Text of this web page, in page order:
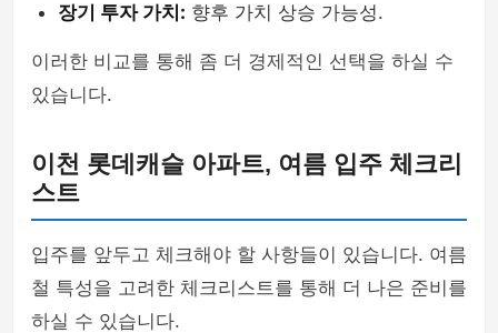
장기 투자 가치: 향후 가치 상승 가능성.
이러한 비교를 통해 좀 더 경제적인 선택을 하실 수
있습니다.
이천 롯데캐슬 아파트, 여름 입주 체크리
스트
입주를 앞두고 체크해야 할 사항들이 있습니다. 여름
철 특성을 고려한 체크리스트를 통해 더 나은 준비를
하실 수 있습니다.